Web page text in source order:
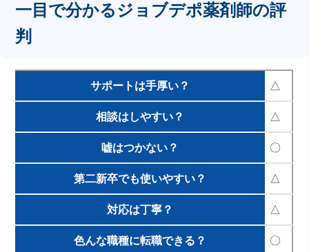
一目で分かるジョブデポ薬剤師の評
判
サポートは手厚い？ △
相談はしやすい？ △
嘘はつかない？ 〇
第二新卒でも使いやすい？ △
対応は丁寧？ △
色んな職種に転職できる？ 〇